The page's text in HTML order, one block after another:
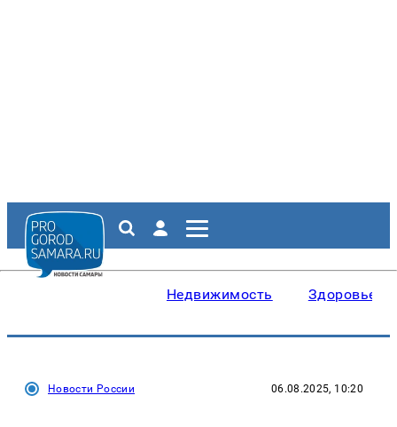
Недвижимость Здоровье
Новости России 06.08.2025, 10:20